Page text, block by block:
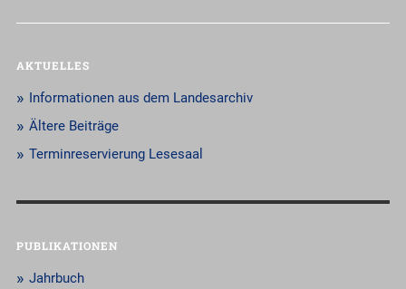
AKTUELLES
Informationen aus dem Landesarchiv
Ältere Beiträge
Terminreservierung Lesesaal
PUBLIKATIONEN
Jahrbuch